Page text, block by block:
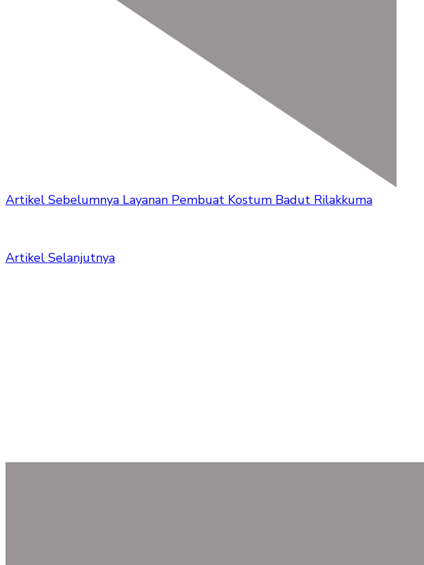
Artikel Sebelumnya Layanan Pembuat Kostum Badut Rilakkuma
Artikel Selanjutnya